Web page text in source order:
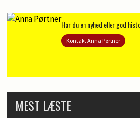
Har du en nyhed eller god
Kontakt Anna Pørtner
MEST LÆSTE